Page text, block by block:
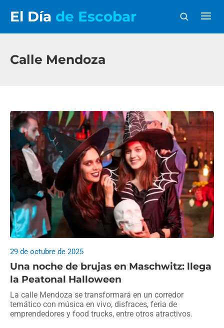
El Día de Escobar
Calle Mendoza
Una noche de brujas en Maschwitz: llega
la Peatonal Halloween
29 de octubre de 2025
La calle Mendoza se transformará en un corredor
temático con música en vivo, disfraces, feria de
emprendedores y food trucks, entre otros atractivos.